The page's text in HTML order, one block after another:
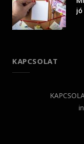
jó
KAPCSOLAT